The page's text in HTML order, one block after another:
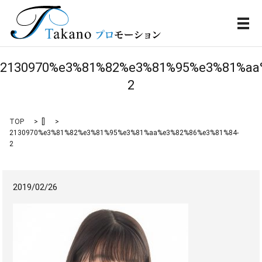
メ
2
TOP
2130970%e3%81%82%e3%81%95%e3%81%aa%e3%82%86%e3%81%84-
2
2019/02/26